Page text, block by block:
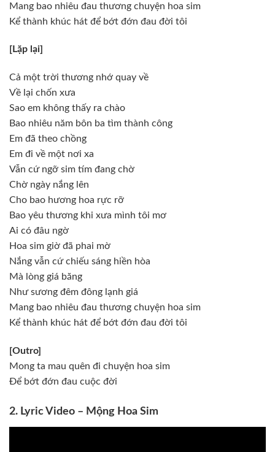
Mang bao nhiêu đau thương chuyện hoa sim
Kể thành khúc hát để bớt đớn đau đời tôi
[Lặp lại]
Cả một trời thương nhớ quay về
Về lại chốn xưa
Sao em không thấy ra chào
Bao nhiêu năm bôn ba tìm thành công
Em đã theo chồng
Em đi về một nơi xa
Vẫn cứ ngỡ sim tím đang chờ
Chờ ngày nắng lên
Cho bao hương hoa rực rỡ
Bao yêu thương khi xưa mình tôi mơ
Ai có đâu ngờ
Hoa sim giờ đã phai mờ
Nắng vẫn cứ chiếu sáng hiền hòa
Mà lòng giá băng
Như sương đêm đông lạnh giá
Mang bao nhiêu đau thương chuyện hoa sim
Kể thành khúc hát để bớt đớn đau đời tôi
[Outro]
Mong ta mau quên đi chuyện hoa sim
Để bớt đớn đau cuộc đời
2. Lyric Video – Mộng Hoa Sim